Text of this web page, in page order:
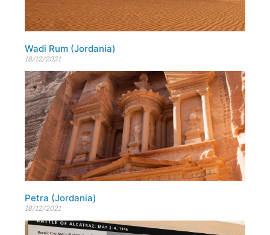
Wadi Rum (Jordania)
18/12/2021
Petra (Jordania)
18/12/2021